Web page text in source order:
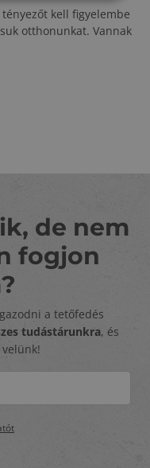
kell figyelembe
otthonunkat. Vannak
de nem
fogjon
a tetőfedés
tudástárunkra, és